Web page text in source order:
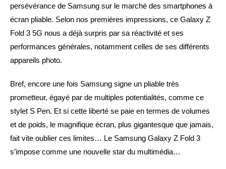
persévérance de Samsung sur le marché des smartphones à
écran pliable. Selon nos premières impressions, ce Galaxy Z
Fold 3 5G nous a déjà surpris par sa réactivité et ses
performances générales, notamment celles de ses différents
appareils photo.
Bref, encore une fois Samsung signe un pliable très
prometteur, égayé par de multiples potentialités, comme ce
stylet S Pen. Et si cette liberté se paie en termes de volumes
et de poids, le magnifique écran, plus gigantesque que jamais,
fait vite oublier ces limites… Le Samsung Galaxy Z Fold 3
s’impose comme une nouvelle star du multimédia…